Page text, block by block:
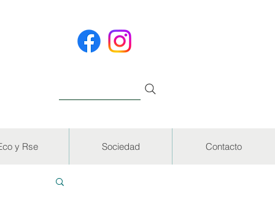
y Rse Sociedad Contacto